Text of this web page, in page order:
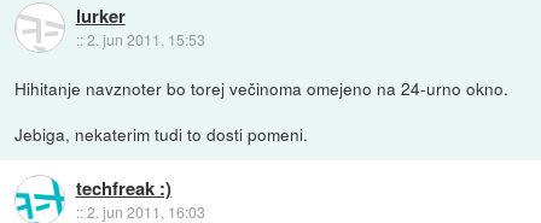
lurker
::2. jun 2011, 15:53
Hihitanje navznoter bo torej večinoma omejeno na 24-urno okno.
Jebiga, nekaterim tudi to dosti pomeni.
techfreak :)
::2. jun 2011, 16:03